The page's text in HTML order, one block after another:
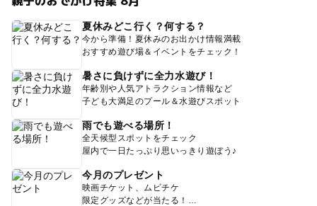
夏休みどこ行く？何する？
今から準備！夏休みのお出かけ情報満載
おすすめ遊び場＆イベントをチェック！
暑さに負けずに全力水遊び！
年齢別や人気アトラクション情報など
子ども大満足のプール＆水遊びスポット
雨でも遊べる場所！
全天候型スポットをチェック
屋内で一日たっぷり思いっきり遊ぼう♪
今月のプレゼント
映画チケット、ムビチケ
限定グッズなどが当たる！